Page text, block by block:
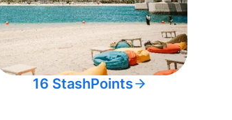
16 StashPoints